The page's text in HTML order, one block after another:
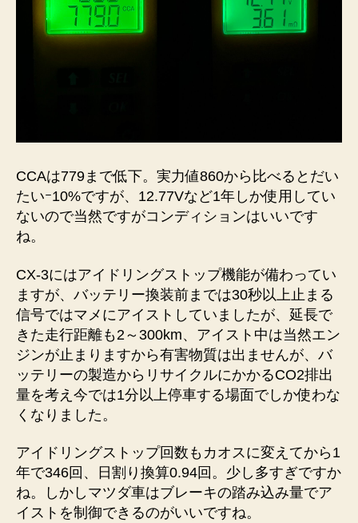
CCAは779まで低下。実力値860から比べるとだい
たいｰ10%ですが、12.77Vなど1年しか使用してい
ないので当然ですがコンディションはいいです
ね。
CX-3にはアイドリングストップ機能が備わってい
ますが、バッテリー換装前までは30秒以上止まる
信号ではマメにアイストしていましたが、延長で
きた走行距離も2～300km、アイスト中は当然エン
ジンが止まりますから有害物質は出ませんが、バ
ッテリーの製造からリサイクルにかかるCO2排出
量を考え今では1分以上停車する場面でしか使わな
くなりました。
アイドリングストップ回数もカオスに変えてから1
年で346回、日割り換算0.94回。少し多すぎですか
ね。しかしマツダ車はブレーキの踏み込み量でア
イストを制御できるのがいいですね。